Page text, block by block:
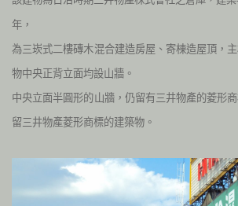
年，
為三崁式二樓磚木混合建造房屋、寄棟造屋頂，
物中央正背立面均設山牆。
中央立面半圓形的山牆，仍留有三井物產的菱形
留三井物產菱形商標的建築物。